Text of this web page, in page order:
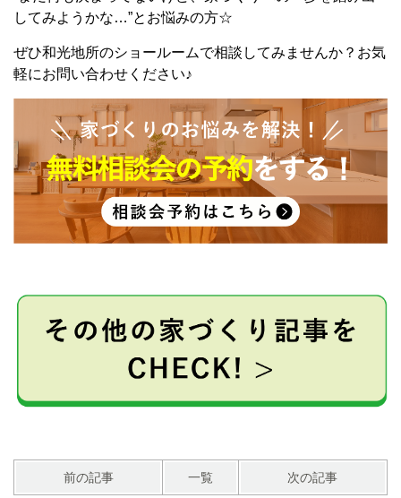
してみようかな…”とお悩みの方☆
ぜひ和光地所のショールームで相談してみませんか？お気
軽にお問い合わせください♪
前の記事 一覧 次の記事